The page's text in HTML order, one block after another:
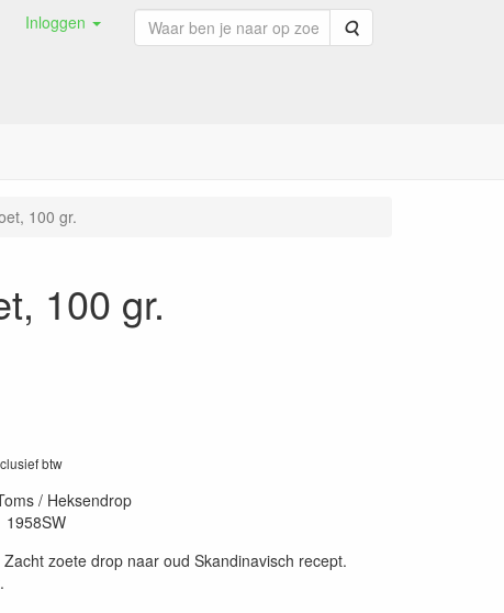
Inloggen Zoeken
100 gr.
100 gr.
btw
/ Heksendrop
1958SW
zoete drop naar oud Skandinavisch recept.